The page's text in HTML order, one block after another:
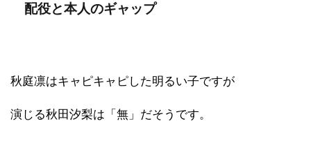
配役と本人のギャップ
秋庭凛はキャピキャピした明るい子ですが
演じる秋田汐梨は「無」だそうです。